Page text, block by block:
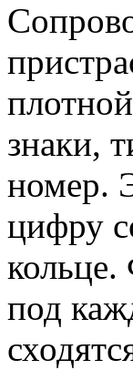
знаки,
номер.
цифру
кольце.
под